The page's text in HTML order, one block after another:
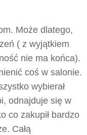
Może dlatego,
( z wyjątkiem
nie ma końca).
coś w salonie.
wybierał
odnajduje się w
co zakupił bardzo
Całą